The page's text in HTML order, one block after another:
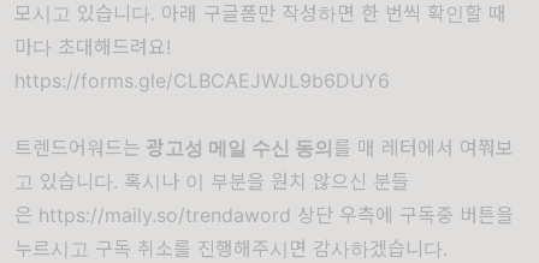
모시고 있습니다. 아래 구글폼만 작성하면 한 번씩 확인할 때
마다 초대해드려요!
https://forms.gle/CLBCAEJWJL9b6DUY6
트렌드어워드는 광고성 메일 수신 동의 를 매 레터에서 여쭤보
고 있습니다. 혹시나 이 부분을 원치 않으신 분들
은 https://maily.so/trendaword 상단 우측에 구독중 버튼을
누르시고 구독 취소를 진행해주시면 감사하겠습니다.